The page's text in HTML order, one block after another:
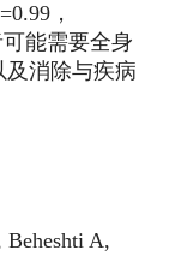
，
能需要全身
消除与疾病
Beheshti A,